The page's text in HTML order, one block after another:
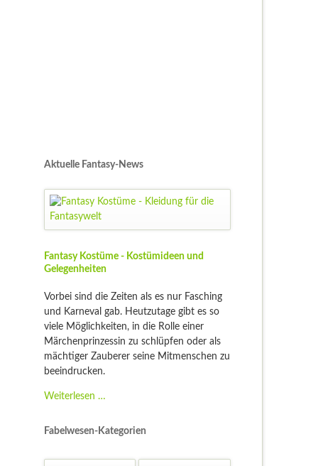
Aktuelle Fantasy-News
Fantasy Kostüme - Kostümideen und
Gelegenheiten
Vorbei sind die Zeiten als es nur Fasching
und Karneval gab. Heutzutage gibt es so
viele Möglichkeiten, in die Rolle einer
Märchenprinzessin zu schlüpfen oder als
mächtiger Zauberer seine Mitmenschen zu
beeindrucken.
Weiterlesen …Fantasy
-
Fabelwesen-Kategorien